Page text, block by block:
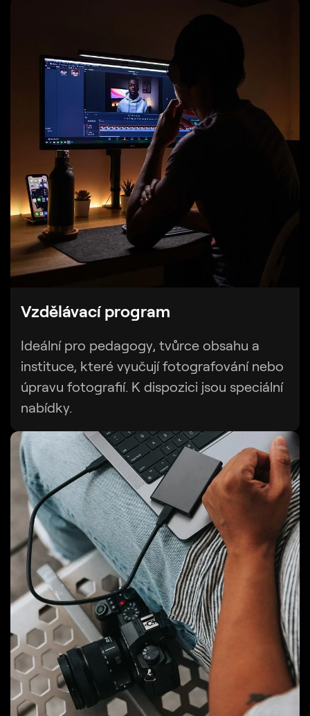
Vzdělávací program
Ideální pro pedagogy, tvůrce obsahu a
instituce, které vyučují fotografování nebo
úpravu fotografií. K dispozici jsou speciální
nabídky.